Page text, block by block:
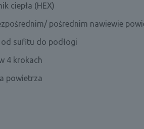
ciepła (HEX)
pośrednim nawiewie
sufitu do podłogi
4 krokach
powietrza